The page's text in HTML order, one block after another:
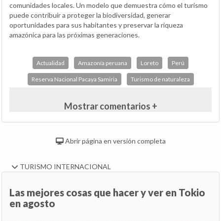
comunidades locales. Un modelo que demuestra cómo el turismo
puede contribuir a proteger la biodiversidad, generar
oportunidades para sus habitantes y preservar la riqueza
amazónica para las próximas generaciones.
Actualidad Amazonía peruana Loreto Perú
Reserva Nacional Pacaya Samiria Turismo de naturaleza
Mostrar comentarios +
Abrir página en versión completa
TURISMO INTERNACIONAL
Las mejores cosas que hacer y ver en Tokio
en agosto